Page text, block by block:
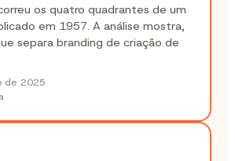
os quatro quadrantes de um
em 1957. A análise mostra,
separa branding de criação de
de 2025